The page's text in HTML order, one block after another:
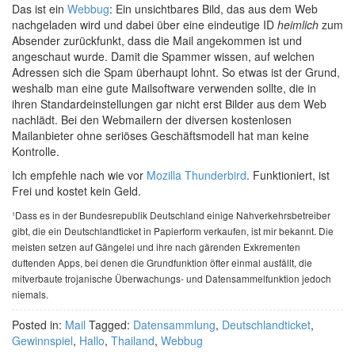
Das ist ein Webbug: Ein unsichtbares Bild, das aus dem Web
nachgeladen wird und dabei über eine eindeutige ID heimlich zum
Absender zurückfunkt, dass die Mail angekommen ist und
angeschaut wurde. Damit die Spammer wissen, auf welchen
Adressen sich die Spam überhaupt lohnt. So etwas ist der Grund,
weshalb man eine gute Mailsoftware verwenden sollte, die in
ihren Standardeinstellungen gar nicht erst Bilder aus dem Web
nachlädt. Bei den Webmailern der diversen kostenlosen
Mailanbieter ohne seriöses Geschäftsmodell hat man keine
Kontrolle.
Ich empfehle nach wie vor Mozilla Thunderbird. Funktioniert, ist
Frei und kostet kein Geld.
¹Dass es in der Bundesrepublik Deutschland einige Nahverkehrsbetreiber
gibt, die ein Deutschlandticket in Papierform verkaufen, ist mir bekannt. Die
meisten setzen auf Gängelei und ihre nach gärenden Exkrementen
duftenden Apps, bei denen die Grundfunktion öfter einmal ausfällt, die
mitverbaute trojanische Überwachungs- und Datensammelfunktion jedoch
niemals.
Posted in: Mail Tagged: Datensammlung, Deutschlandticket,
Gewinnspiel, Hallo, Thailand, Webbug